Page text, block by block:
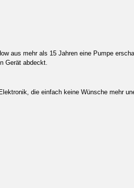
aus mehr als 15 Jahren eine Pumpe
Gerät abdeckt.
die einfach keine Wünsche mehr